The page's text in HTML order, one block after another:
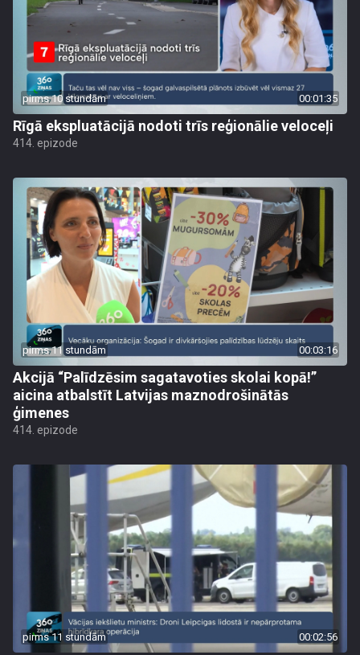
pirms 10 stundām 00:01:35
Rīgā ekspluatācijā nodoti trīs reģionālie veloceļi
414. epizode
pirms 11 stundām 00:03:16
Akcijā “Palīdzēsim sagatavoties skolai kopā!”
aicina atbalstīt Latvijas maznodrošinātās
ģimenes
414. epizode
pirms 11 stundām 00:02:56